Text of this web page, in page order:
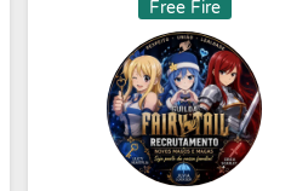
Passivo ou Versátil)
Instagram (Opcional)
Cidade e Estado *(Se
cara de velho com 23,
banido do mesmo jeito)
Free Fire